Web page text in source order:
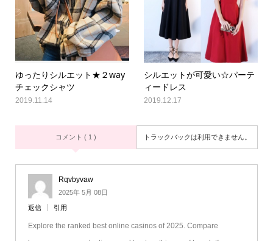
ゆったりシルエット★２way
チェックシャツ
2019.11.14
シルエットが可愛い☆パーテ
ィードレス
2019.12.17
コメント ( 1 ) トラックバックは利用できません。
Rqvbyvaw
2025年 5月 08日
返信 引用
Explore the ranked best online casinos of 2025. Compare